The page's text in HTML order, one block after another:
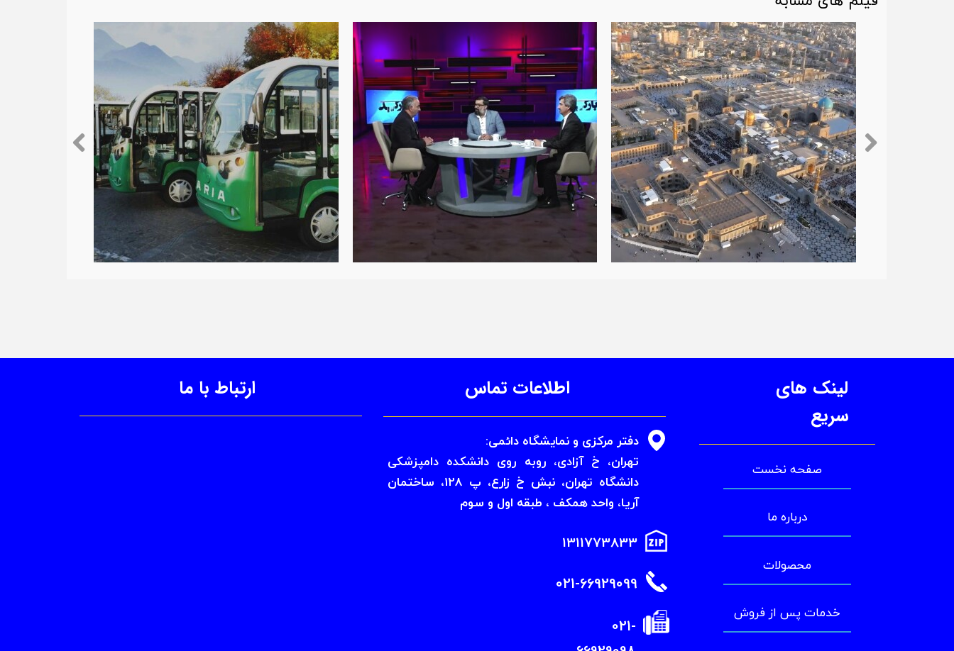
اطلاعات​​​​​​​ تماس
دفتر مرکزی و نمایشگاه دائمی:
​​​​​​​تهران، خ آزادی، روبه روی دانشکده دامپزشکی
دانشگاه تهران، نبش خ زارع، پ 128، ساختمان
آریا، واحد همکف ، طبقه اول و سوم
021-
1311773833
ارتباط با ما
لینک های
سریع
صفحه نخست
درباره ما
محصولات
خدمات پس از فروش